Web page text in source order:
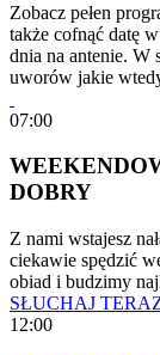
Zobacz pełen
także cofnąć datę
dnia na antenie. W
uworów jakie
07:00
DOBRY
Z nami wstajesz
ciekawie spędzić
obiad i budzimy
SŁUCHAJ
12:00